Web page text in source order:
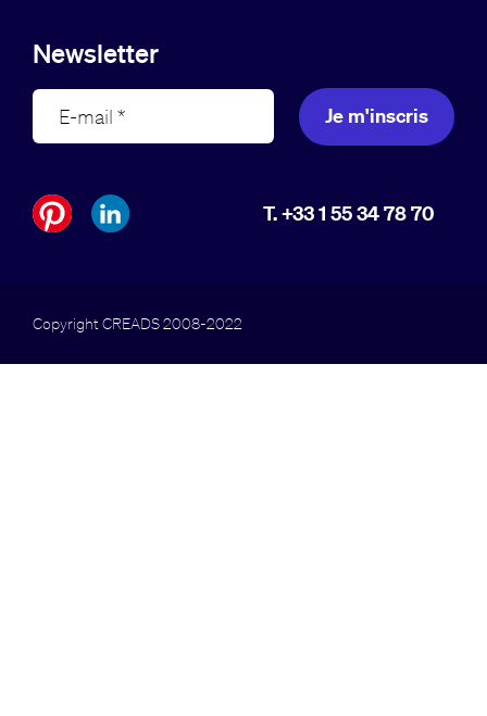
Newsletter
Je m'inscris
T. +33 1 55 34 78 70
Copyright CREADS 2008-2022